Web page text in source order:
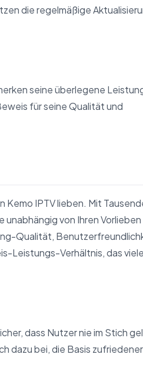
die regelmäßige
seine überlegene
für seine Qualität und
IPTV lieben. Mit
von Ihren Vorlieben
Qualität,
Leistungs-Verhältnis, das
dass Nutzer nie im Stich
dazu bei, die Basis